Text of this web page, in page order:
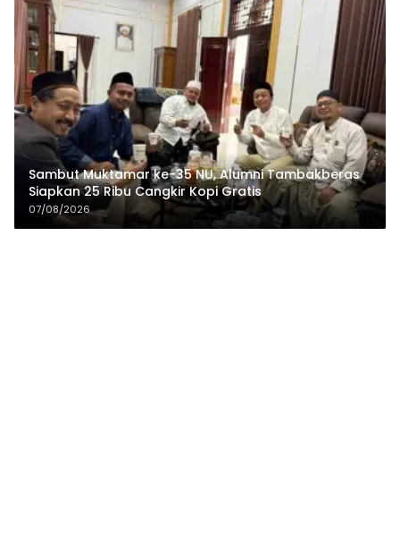
Sambut Muktamar ke-35 NU, Alumni Tambakberas
Siapkan 25 Ribu Cangkir Kopi Gratis
07/08/2026